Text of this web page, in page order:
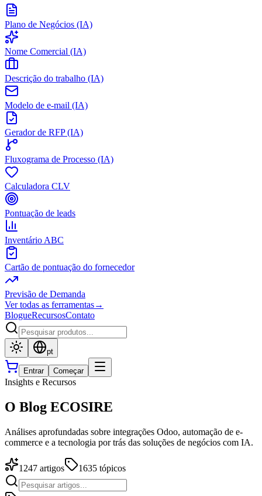
Plano de Negócios (IA)
Nome Comercial (IA)
Descrição do trabalho (IA)
Modelo de e-mail (IA)
Gerador de RFP (IA)
Fluxograma de Processo (IA)
Calculadora CLV
Pontuação de leads
Inventário ABC
Cartão de pontuação do fornecedor
Previsão de Demanda
Ver todas as ferramentas→
BlogueRecursosContato
pt
Entrar Começar
Insights e Recursos
O Blog ECOSIRE
Análises aprofundadas sobre integrações Odoo, automação de e-
commerce e a tecnologia por trás das soluções de negócios com IA.
1247 artigos 1635 tópicos